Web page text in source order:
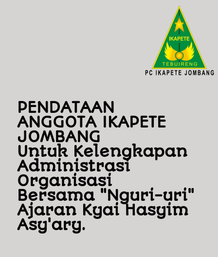
PENDATAAN
ANGGOTA IKAPETE
JOMBANG
Untuk Kelengkapan
Administrasi
Organisasi
Bersama "Nguri-uri"
Ajaran Kyai Hasyim
Asy'ary.